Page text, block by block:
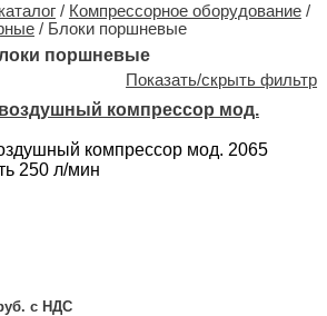
/ Компрессорное оборудование/
/ Блоки поршневые
поршневые
Показать/скрыть фильтр
компрессор мод.
компрессор мод. 2065
250 л/мин